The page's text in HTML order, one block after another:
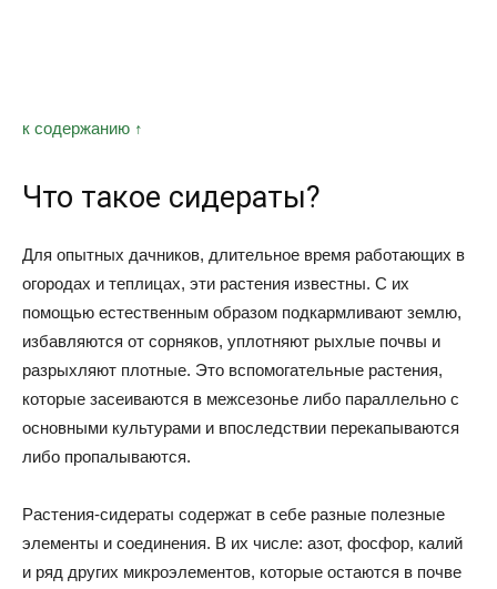
к содержанию ↑
Что такое сидераты?
Для опытных дачников, длительное время работающих в
огородах и теплицах, эти растения известны. С их
помощью естественным образом подкармливают землю,
избавляются от сорняков, уплотняют рыхлые почвы и
разрыхляют плотные. Это вспомогательные растения,
которые засеиваются в межсезонье либо параллельно с
основными культурами и впоследствии перекапываются
либо пропалываются.
Растения-сидераты содержат в себе разные полезные
элементы и соединения. В их числе: азот, фосфор, калий
и ряд других микроэлементов, которые остаются в почве